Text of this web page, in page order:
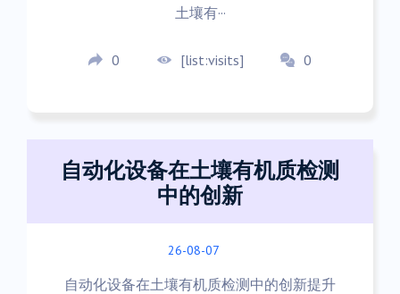
土壤有···
0 [list:visits] 0
自动化设备在土壤有机质检测
中的创新
26-08-07
自动化设备在土壤有机质检测中的创新提升